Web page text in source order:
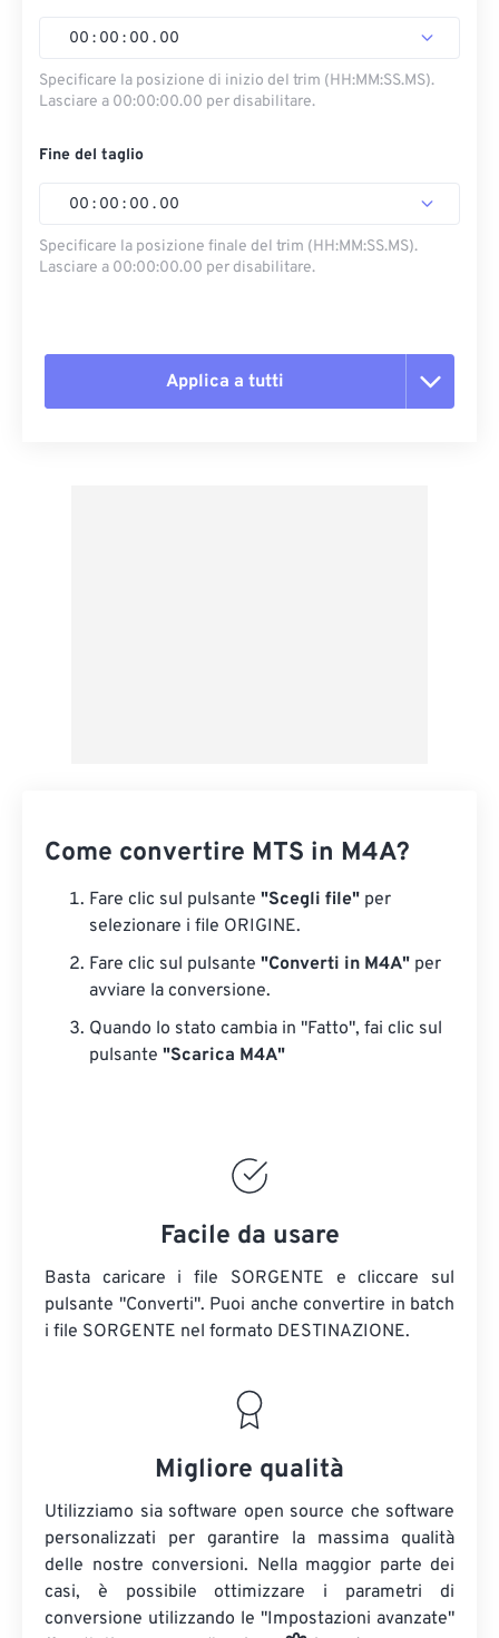
00 : 00 : 00 . 00
Specificare la posizione di inizio del trim (HH:MM:SS.MS).
Lasciare a 00:00:00.00 per disabilitare.
Fine del taglio
00 : 00 : 00 . 00
Specificare la posizione finale del trim (HH:MM:SS.MS).
Lasciare a 00:00:00.00 per disabilitare.
Applica a tutti
Come convertire MTS in M4A?
Fare clic sul pulsante "Scegli file" per
selezionare i file ORIGINE.
Fare clic sul pulsante "Converti in M4A" per
avviare la conversione.
Quando lo stato cambia in "Fatto", fai clic sul
pulsante "Scarica M4A"
Facile da usare
Basta caricare i file SORGENTE e cliccare sul
pulsante "Converti". Puoi anche convertire in batch
i file SORGENTE nel formato DESTINAZIONE.
Migliore qualità
Utilizziamo sia software open source che software
personalizzati per garantire la massima qualità
delle nostre conversioni. Nella maggior parte dei
casi, è possibile ottimizzare i parametri di
conversione utilizzando le "Impostazioni avanzate"